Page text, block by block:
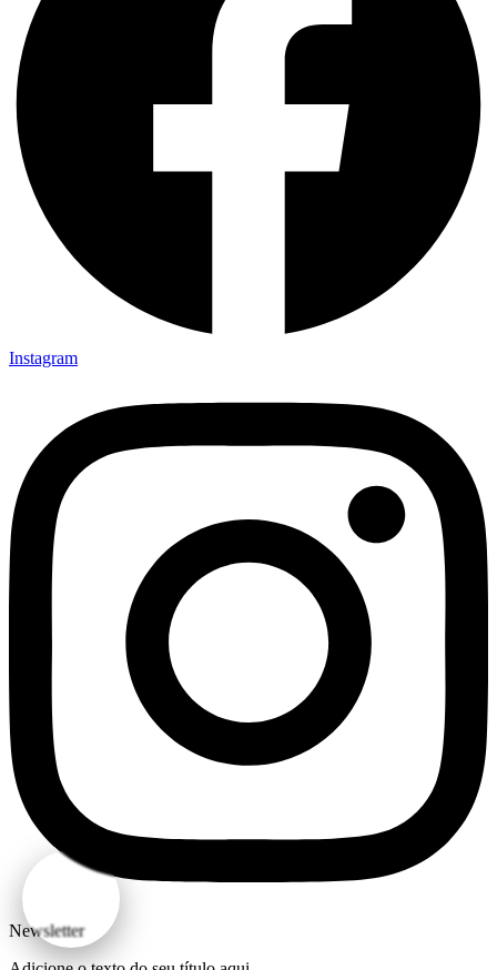
Instagram
Newsletter